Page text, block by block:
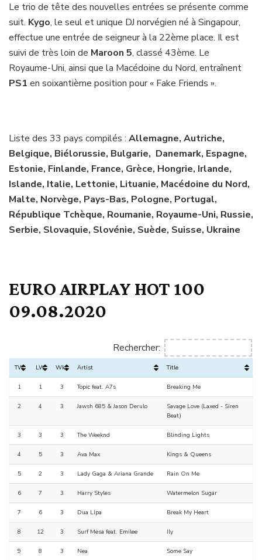
Le trio de tête des nouvelles entrées se présente comme
suit. Kygo, le seul et unique DJ norvégien né à Singapour,
effectue une entrée de seigneur à la 22ème place. Il est
suivi de très loin de Maroon 5, classé 43ème. Le
Royaume-Uni, ainsi que la Macédoine du Nord, entraînent
PS1 en soixantième position pour « Fake Friends ».
Liste des 33 pays compilés : Allemagne, Autriche,
Belgique, Biélorussie, Bulgarie, Danemark, Espagne,
Estonie, Finlande, France, Grèce, Hongrie, Irlande,
Islande, Italie, Lettonie, Lituanie, Macédoine du Nord,
Malte, Norvège, Pays-Bas, Pologne, Portugal,
République Tchèque, Roumanie, Royaume-Uni, Russie,
Serbie, Slovaquie, Slovénie, Suède, Suisse, Ukraine
EURO AIRPLAY HOT 100
09.08.2020
Rechercher:
TW LW Wks Artist Title
1 1 3 Topic feat. A7s Breaking Me
2 4 3 Jawsh 685 & Jason Derulo
Savage Love (Laxed - Siren
Beat)
3 3 3 The Weeknd Blinding Lights
4 5 3 Ava Max Kings & Queens
5 2 3 Lady Gaga & Ariana Grande Rain On Me
6 7 3 Harry Styles Watermelon Sugar
7 6 3 Dua Lipa Break My Heart
8 12 3 Surf Mesa feat. Emilee Ily
9 8 3 Nea Some Say